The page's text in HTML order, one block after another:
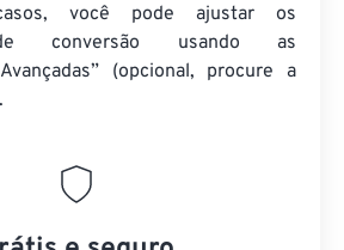
você pode ajustar os
conversão usando as
(opcional, procure a